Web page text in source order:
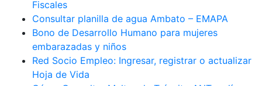
Fiscales
Consultar planilla de agua Ambato – EMAPA
Bono de Desarrollo Humano para mujeres
embarazadas y niños
Red Socio Empleo: Ingresar, registrar o actualizar
Hoja de Vida